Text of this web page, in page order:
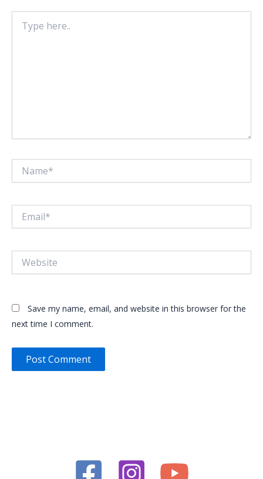
here..
Save my name, email, and website in this browser for the
next time I comment.